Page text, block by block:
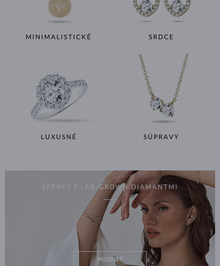
MINIMALISTICKÉ SRDCE
LUXUSNÉ SÚPRAVY
ŠPERKY S LAB-GROWN DIAMANTMI
POZRIEŤ